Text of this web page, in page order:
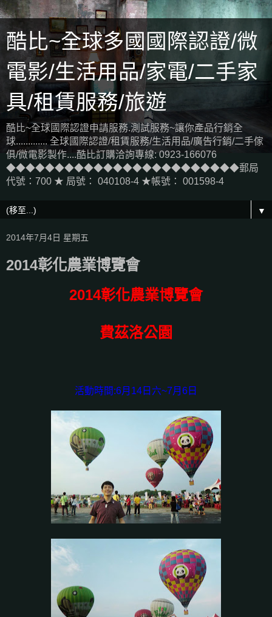
酷比~全球多國國際認證/微
電影/生活用品/家電/二手家
具/租賃服務/旅遊
酷比~全球國際認證申請服務.測試服務~讓你產品行銷全
球............. 全球國際認證/租賃服務/生活用品/廣告行銷/二手傢
俱/微電影製作....酷比訂購洽詢專線: 0923-166076
◆◆◆◆◆◆◆◆◆◆◆◆◆◆◆◆◆◆◆◆◆◆◆◆郵局
代號：700 ★ 局號： 040108-4 ★帳號： 001598-4
▼
2014年7月4日 星期五
2014彰化農業博覽會
2014彰化農業博覽會
費茲洛公園
活動時間:6月14日六~7月6日